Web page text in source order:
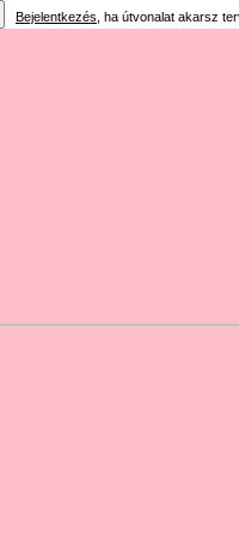
Bejelentkezés , ha útvonalat akarsz